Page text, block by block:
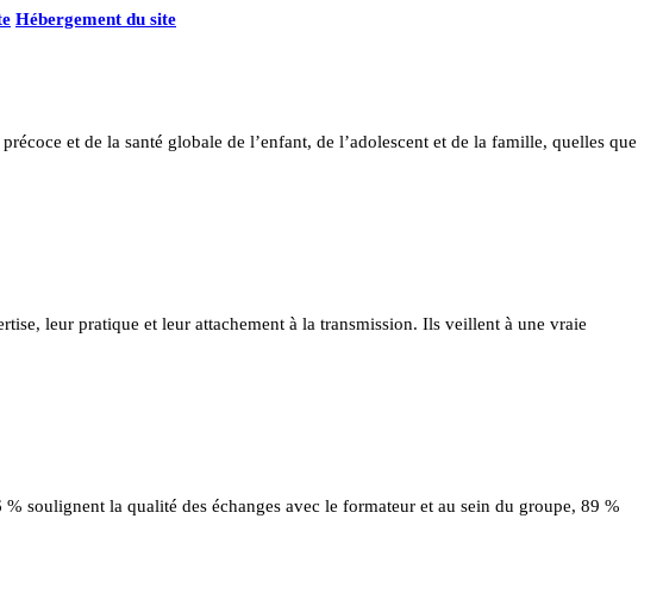
Hébergement du site
et de la santé globale de l’enfant, de l’adolescent et de la famille, quelles que
leur pratique et leur attachement à la transmission. Ils veillent à une vraie
soulignent la qualité des échanges avec le formateur et au sein du groupe, 89 %